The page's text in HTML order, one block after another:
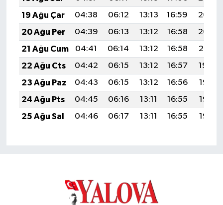
19 Ağu Çar
04:38 06:12 13:13 16:59
20:03
20 Ağu Per
04:39 06:13 13:12 16:58
20:02
21 Ağu Cum
04:41 06:14 13:12 16:58
20:01
22 Ağu Cts
04:42 06:15 13:12 16:57
19:59
23 Ağu Paz
04:43 06:15 13:12 16:56
19:58
24 Ağu Pts
04:45 06:16 13:11 16:55
19:56
25 Ağu Sal
04:46 06:17 13:11 16:55 19:55